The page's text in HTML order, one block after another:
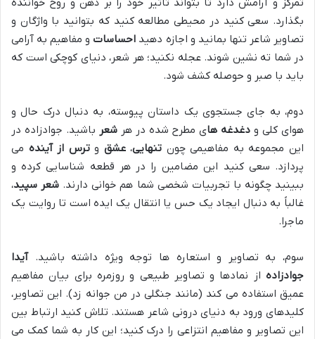
تمرکز و آرامش دارد تا بتواند تاثیر خود را بر ذهن و روح خواننده
بگذارد. سعی کنید در محیطی مطالعه کنید که بتوانید با واژگان و
تصاویر شاعر تنها بمانید و اجازه دهید احساسات و مفاهیم به آرامی
در شما ته نشین شوند. عجله نکنید؛ هر شعر، دنیای کوچکی است که
باید با صبر و حوصله کشف شود.
دوم، به جای جستجوی یک داستان پیوسته، به دنبال درک حال و
هوای کلی و دغدغه های مطرح شده در هرشعر باشید. جوادزاده در
این مجموعه به مفاهیمی چون تنهایی،عشق وترس از آینده می
پردازد. سعی کنید این مضامین را در هر قطعه شناسایی کرده و
ببینید چگونه با تجربیات شخصی شما هم خوانی دارند. شعر سپید،
غالباً به دنبال ایجاد یک حس یا انتقال یک ایده است تا روایت یک
ماجرا.
سوم، به تصاویر و استعاره ها توجه ویژه داشته باشید.آیدا
جوادزاده از نمادها و تصاویر طبیعی و روزمره برای بیان مفاهیم
عمیق استفاده می کند (مانند جنگلی در من جوانه زد). این تصاویر،
کلیدهای ورود به دنیای درونی شاعر هستند. تلاش کنید ارتباط بین
این تصاویر و مفاهیم انتزاعی را درک کنید؛ این کار به شما کمک می